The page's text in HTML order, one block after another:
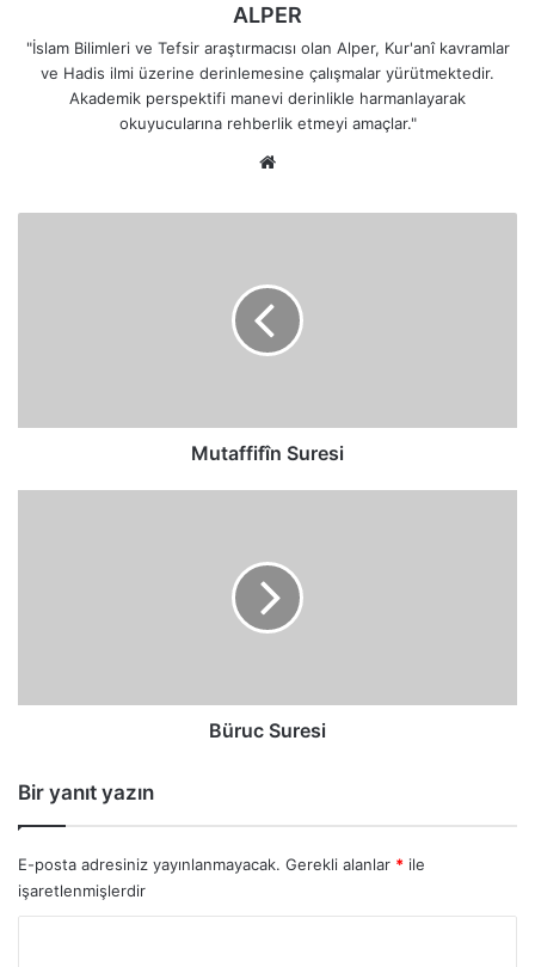
ALPER
"İslam Bilimleri ve Tefsir araştırmacısı olan Alper, Kur'anî kavramlar
ve Hadis ilmi üzerine derinlemesine çalışmalar yürütmektedir.
Akademik perspektifi manevi derinlikle harmanlayarak
okuyucularına rehberlik etmeyi amaçlar."
Mutaffifîn Suresi
Büruc Suresi
Bir yanıt yazın
E-posta adresiniz yayınlanmayacak. Gerekli alanlar * ile
işaretlenmişlerdir